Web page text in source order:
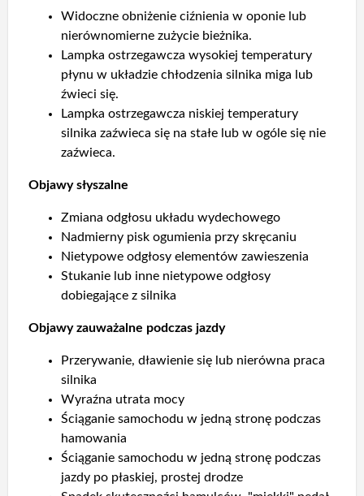
Widoczne obniżenie ciźnienia w oponie lub
nierównomierne zużycie bieżnika.
Lampka ostrzegawcza wysokiej temperatury
płynu w układzie chłodzenia silnika miga lub
źwieci się.
Lampka ostrzegawcza niskiej temperatury
silnika zaźwieca się na stałe lub w ogóle się nie
zaźwieca.
Objawy słyszalne
Zmiana odgłosu układu wydechowego
Nadmierny pisk ogumienia przy skręcaniu
Nietypowe odgłosy elementów zawieszenia
Stukanie lub inne nietypowe odgłosy
dobiegające z silnika
Objawy zauważalne podczas jazdy
Przerywanie, dławienie się lub nierówna praca
silnika
Wyraźna utrata mocy
Ściąganie samochodu w jedną stronę podczas
hamowania
Ściąganie samochodu w jedną stronę podczas
jazdy po płaskiej, prostej drodze